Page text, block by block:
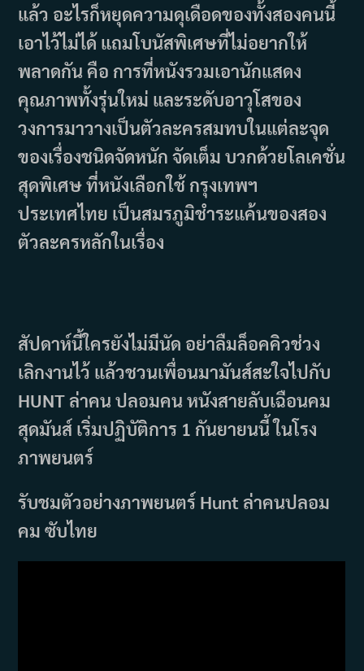
แล้ว อะไรก็หยุดความดุเดือดของทั้งสองคนนี้
เอาไว้ไม่ได้ แถมโบนัสพิเศษที่ไม่อยากให้
พลาดกัน คือ การที่หนังรวมเอานักแสดง
คุณภาพทั้งรุ่นใหม่ และระดับอาวุโสของ
วงการมาวางเป็นตัวละครสมทบในแต่ละจุด
ของเรื่องชนิดจัดหนัก จัดเต็ม บวกด้วยโลเคชั่น
สุดพิเศษ ที่หนังเลือกใช้ กรุงเทพฯ
ประเทศไทย เป็นสมรภูมิชำระแค้นของสอง
ตัวละครหลักในเรื่อง
สัปดาห์นี้ใครยังไม่มีนัด อย่าลืมล็อคคิวช่วง
เลิกงานไว้ แล้วชวนเพื่อนมามันส์สะใจไปกับ
HUNT ล่าคน ปลอมคน หนังสายลับเฉือนคม
สุดมันส์ เริ่มปฏิบัติการ 1 กันยายนนี้ ในโรง
ภาพยนตร์
รับชมตัวอย่างภาพยนตร์ Hunt ล่าคนปลอม
คม ซับไทย